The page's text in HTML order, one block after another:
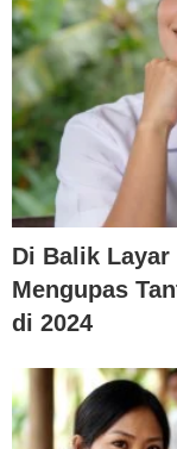
Di Balik Layar
Mengupas
di 2024